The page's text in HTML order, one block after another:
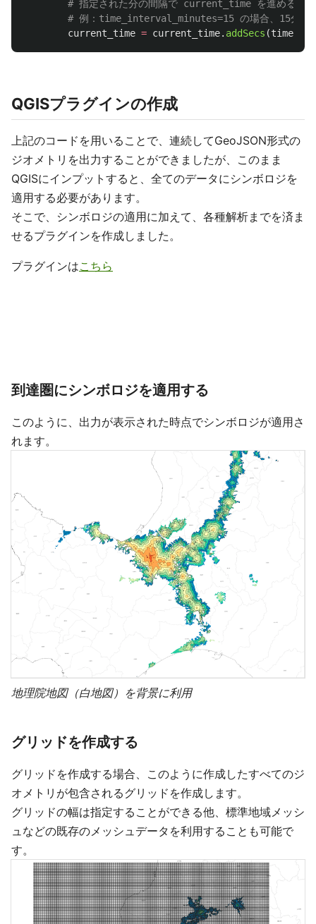
current_time = current_time. addSecs (
QGISプラグインの作成
上記のコードを用いることで、連続してGeoJSON形式の
ジオメトリを出力することができましたが、このまま
QGISにインプットすると、全てのデータにシンボロジを
適用する必要があります。
そこで、シンボロジの適用に加えて、各種解析までを済ま
せるプラグインを作成しました。
プラグインはこちら
到達圏にシンボロジを適用する
このように、出力が表示された時点でシンボロジが適用さ
れます。
地理院地図（白地図）を背景に利用
グリッドを作成する
グリッドを作成する場合、このように作成したすべてのジ
オメトリが包含されるグリッドを作成します。
グリッドの幅は指定することができる他、標準地域メッシ
ュなどの既存のメッシュデータを利用することも可能で
す。